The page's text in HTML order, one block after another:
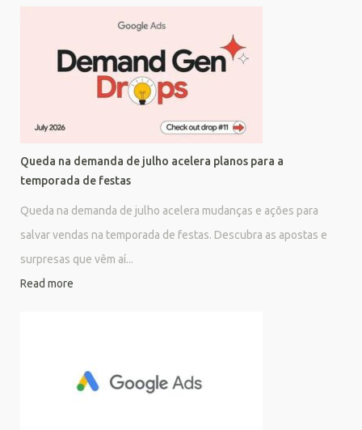
Queda na demanda de julho acelera planos para a
temporada de festas
Queda na demanda de julho acelera mudanças e ações para
salvar vendas na temporada de festas. Descubra as apostas e
surpresas que vêm aí...
Read more